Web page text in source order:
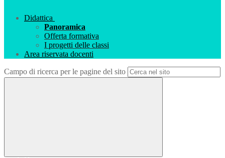
Didattica
Panoramica
Offerta formativa
I progetti delle classi
Area riservata docenti
Campo di ricerca per le pagine del sito